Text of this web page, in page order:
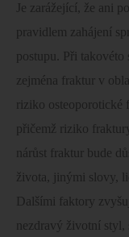
Je zarážející, že ani
pravidlem zahájení
postupu. Při
zejména fraktur v
riziko osteoporotické
přičemž riziko
nárůst fraktur bude
života, jinými slovy,
Dalšími faktory
nezdravý životní